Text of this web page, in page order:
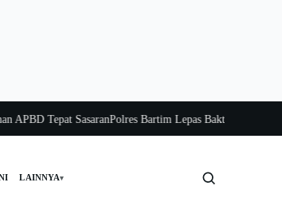
Tepat SasaranPolres Bartim Lepas Bakti Sosial untuk
LAINNYA▾